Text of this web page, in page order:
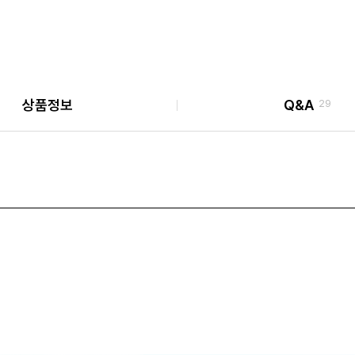
상품정보 Q&A 29